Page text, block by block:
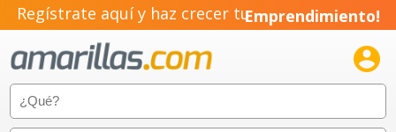
Regístrate aquí y haz crecer tuEmprendimiento!
